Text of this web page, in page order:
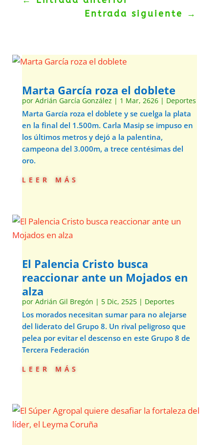
Entrada siguiente
→
Marta García roza el doblete
por Adrián García González | 1 Mar, 2626| Deportes
Marta García roza el doblete y se cuelga la plata
en la final del 1.500m. Carla Masip se impuso en
los últimos metros y dejó a la palentina,
campeona del 3.000m, a trece centésimas del
oro.
leer más
El Palencia Cristo busca
reaccionar ante un Mojados en
alza
por Adrián Gil Bregón | 5 Dic, 2525| Deportes
Los morados necesitan sumar para no alejarse
del liderato del Grupo 8. Un rival peligroso que
pelea por evitar el descenso en este Grupo 8 de
Tercera Federación
leer más